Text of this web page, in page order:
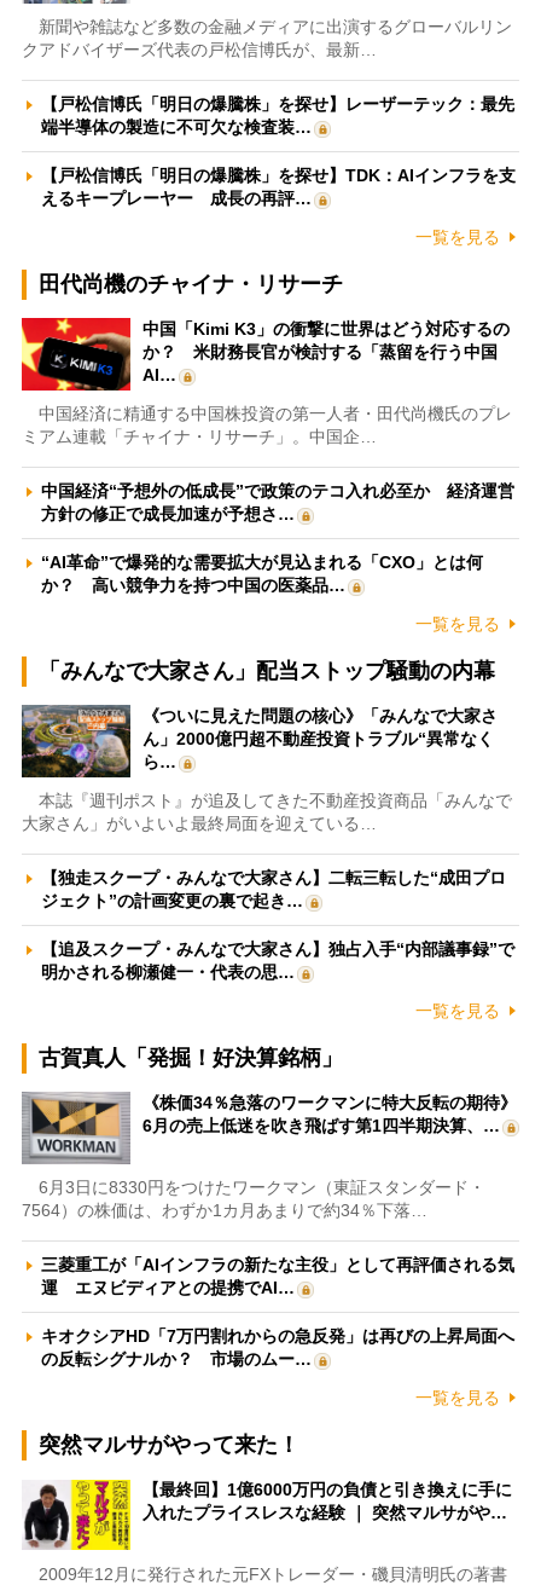
新聞や雑誌など多数の金融メディアに出演するグローバルリン
クアドバイザーズ代表の戸松信博氏が、最新…
【戸松信博氏「明日の爆騰株」を探せ】レーザーテック：最先
端半導体の製造に不可欠な検査装…
【戸松信博氏「明日の爆騰株」を探せ】TDK：AIインフラを支
えるキープレーヤー 成長の再評…
一覧を見る
田代尚機のチャイナ・リサーチ
中国「Kimi K3」の衝撃に世界はどう対応するの
か？ 米財務長官が検討する「蒸留を行う中国
AI…
中国経済に精通する中国株投資の第一人者・田代尚機氏のプレ
ミアム連載「チャイナ・リサーチ」。中国企…
中国経済“予想外の低成長”で政策のテコ入れ必至か 経済運営
方針の修正で成長加速が予想さ…
“AI革命”で爆発的な需要拡大が見込まれる「CXO」とは何
か？ 高い競争力を持つ中国の医薬品…
一覧を見る
「みんなで大家さん」配当ストップ騒動の内幕
《ついに見えた問題の核心》「みんなで大家さ
ん」2000億円超不動産投資トラブル“異常なく
ら…
本誌『週刊ポスト』が追及してきた不動産投資商品「みんなで
大家さん」がいよいよ最終局面を迎えている…
【独走スクープ・みんなで大家さん】二転三転した“成田プロ
ジェクト”の計画変更の裏で起き…
【追及スクープ・みんなで大家さん】独占入手“内部議事録”で
明かされる柳瀬健一・代表の思…
一覧を見る
古賀真人「発掘！好決算銘柄」
《株価34％急落のワークマンに特大反転の期待》
6月の売上低迷を吹き飛ばす第1四半期決算、…
6月3日に8330円をつけたワークマン（東証スタンダード・
7564）の株価は、わずか1カ月あまりで約34％下落…
三菱重工が「AIインフラの新たな主役」として再評価される気
運 エヌビディアとの提携でAI…
キオクシアHD「7万円割れからの急反発」は再びの上昇局面へ
の反転シグナルか？ 市場のムー…
一覧を見る
突然マルサがやって来た！
【最終回】1億6000万円の負債と引き換えに手に
入れたプライスレスな経験 ｜ 突然マルサがや…
2009年12月に発行された元FXトレーダー・磯貝清明氏の著書